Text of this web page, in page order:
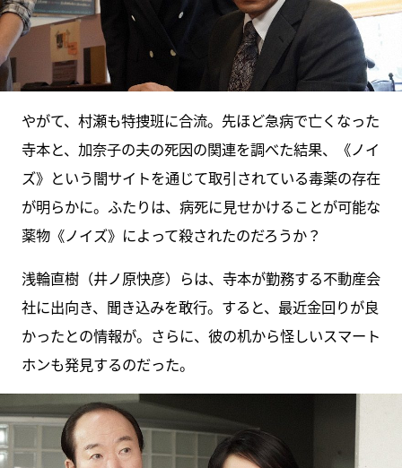
やがて、村瀬も特捜班に合流。先ほど急病で亡くなった
寺本と、加奈子の夫の死因の関連を調べた結果、《ノイ
ズ》という闇サイトを通じて取引されている毒薬の存在
が明らかに。ふたりは、病死に見せかけることが可能な
薬物《ノイズ》によって殺されたのだろうか？
浅輪直樹（井ノ原快彦）らは、寺本が勤務する不動産会
社に出向き、聞き込みを敢行。すると、最近金回りが良
かったとの情報が。さらに、彼の机から怪しいスマート
ホンも発見するのだった。